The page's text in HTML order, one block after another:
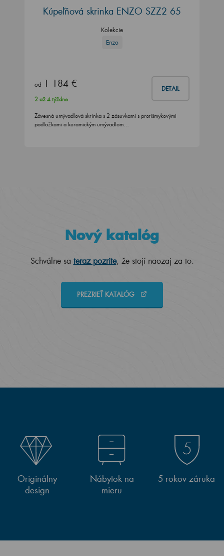
Kúpeľňová skrinka ENZO SZZ2 65
Kolekcie
Enzo
od 1 184 € DETAIL
2 až 4 týždne
Závesná umývadlová skrinka s 2 zásuvkami s protišmykovými
podložkami a keramickým umývadlom…
Nový katalóg
Schválne sa teraz pozrite, že stojí naozaj za to.
PREZRIEŤ KATALÓG
Originálny
design
Nábytok na
mieru
5 rokov záruka